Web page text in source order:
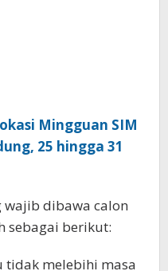
Mingguan SIM
25 hingga 31
dibawa calon
sebagai berikut:
tidak melebihi masa